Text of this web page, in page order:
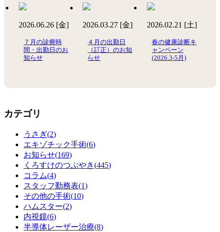
2026.06.26 [金]
７月の診療時
間・出勤日のお
知らせ
2026.03.27 [金]
４月の出勤日
（訂正）のお知
らせ
2026.02.21 [土]
春の健康診断キ
ャンペーン
(2026.3-5月)
カテゴリ
うさぎ(2)
エキゾチック手術(6)
お知らせ(169)
くろすけのつぶやき(445)
コラム(4)
スタッフ勤務表(1)
その他の手術(10)
ハムスター(2)
内視鏡(6)
半導体レーザー治療(8)